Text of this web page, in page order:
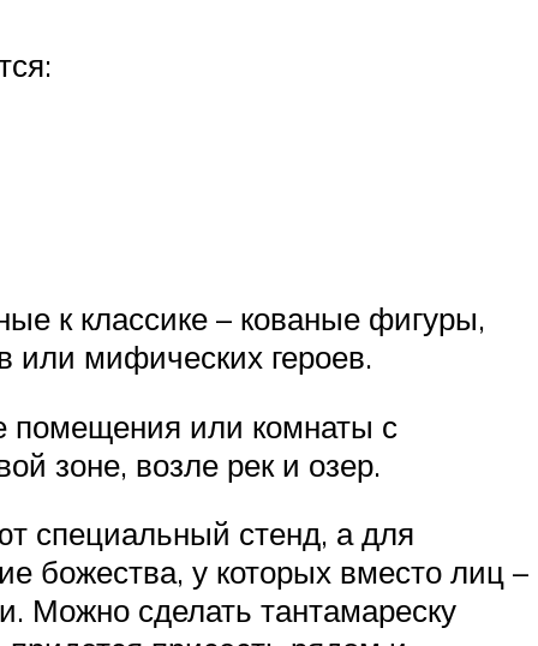
к классике – кованые фигуры,
или мифических героев.
помещения или комнаты с
зоне, возле рек и озер.
специальный стенд, а для
божества, у которых вместо лиц –
Можно сделать тантамареску